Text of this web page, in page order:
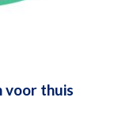
voor thuis